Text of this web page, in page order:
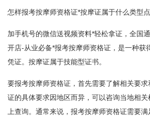
怎样报考按摩师资格证*按摩证属于什么类型
加手机号的微信送视频资料*轻松拿证，全国
开店-从业必备*报考按摩师资格证，是一种获
凭证。按摩证属于技能型证书。
要报考按摩师资格证，首先需要了解相关要
证的具体要求因地区而异，可以咨询当地相
上查询。通常来说，报考按摩师资格证需要